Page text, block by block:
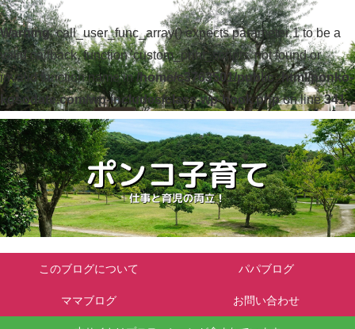
Warning: call_user_func_array() expects parameter 1 to be a
valid callback, function 'custom_print_scripts' not found or
invalid function name in/home/c3763501/public_html/ponko-
kosodate.com/wp-includes/class-wp-hook.phpon line341
このブログについて パパブログ
ママブログ お問い合わせ